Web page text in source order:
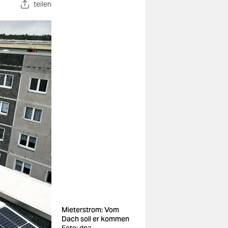
teilen
Mieterstrom: Vom
Dach soll er kommen